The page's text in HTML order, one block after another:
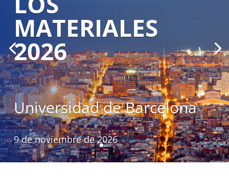
MATERIALES
2026
Universidad de Barcelona
9 de noviembre de 2026
Proyecto Divulgativo FCT-
23-19226
con la colaboración de la
Fundación Española para
la Ciencia y la Tecnología
(FECYT)